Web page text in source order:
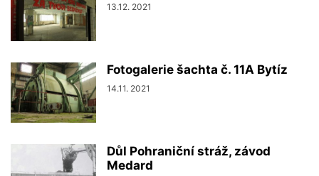
13.12. 2021
Fotogalerie šachta č. 11A Bytíz
14.11. 2021
Důl Pohraniční stráž, závod
Medard